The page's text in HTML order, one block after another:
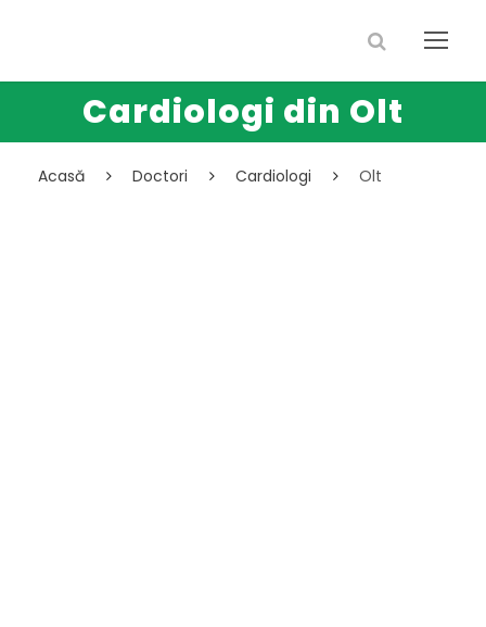
Cardiologi din Olt
Acasă Doctori Cardiologi Olt